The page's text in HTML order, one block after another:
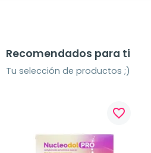
Recomendados para ti
Tu selección de productos ;)
favorite_border